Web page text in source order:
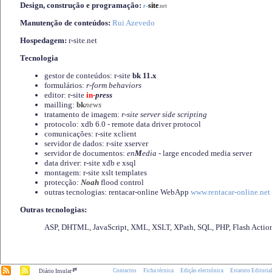
Design, construção e programação: r-site.net
Manutenção de conteúdos: Rui Azevedo
Hospedagem: r-site.net
Tecnologia
gestor de conteúdos: r-site bk 11.x
formulários: r-form behaviors
editor: r-site in-press
mailling: bknews
tratamento de imagem: r-site server side scripting
protocolo: xdb 6.0 - remote data driver protocol
comunicações: r-site xclient
servidor de dados: r-site xserver
servidor de documentos: enMedia - large encoded media server
data driver: r-site xdb e xsql
montagem: r-site xslt templates
protecção: Noah flood control
outras tecnologias: rentacar-online WebApp www.rentacar-online.net
Outras tecnologias:
ASP, DHTML, JavaScript, XML, XSLT, XPath, SQL, PHP, Flash
Diário Insular.pt Contactos Ficha técnica Edição electrónica Estatuto Editorial